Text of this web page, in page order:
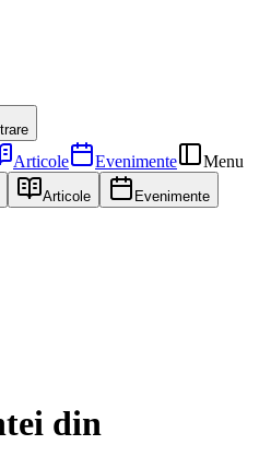
Articole Evenimente Menu
Articole Evenimente
din